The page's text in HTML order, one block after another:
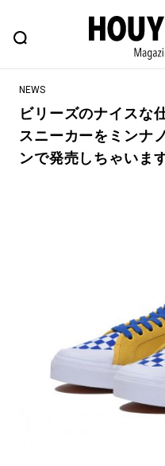
FEATURE
ヒップなファッション、カル
#注目のタグ
#LIFESTYLE
#SPORTS
NEWS
ビリーズのナイスな
スニーカーをミンナ
ンで発売しちゃいます